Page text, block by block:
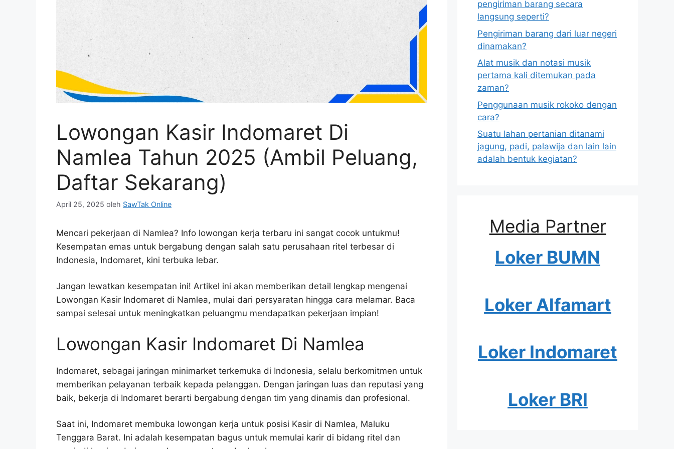
Lowongan Kasir Indomaret Di
Namlea Tahun 2025 (Ambil Peluang,
Daftar Sekarang)
April 25, 2025 oleh SawTak Online
Mencari pekerjaan di Namlea? Info lowongan kerja terbaru ini sangat cocok untukmu!
Kesempatan emas untuk bergabung dengan salah satu perusahaan ritel terbesar di
Indonesia, Indomaret, kini terbuka lebar.
Jangan lewatkan kesempatan ini! Artikel ini akan memberikan detail lengkap mengenai
Lowongan Kasir Indomaret di Namlea, mulai dari persyaratan hingga cara melamar. Baca
sampai selesai untuk meningkatkan peluangmu mendapatkan pekerjaan impian!
Lowongan Kasir Indomaret Di Namlea
Indomaret, sebagai jaringan minimarket terkemuka di Indonesia, selalu berkomitmen untuk
memberikan pelayanan terbaik kepada pelanggan. Dengan jaringan luas dan reputasi yang
baik, bekerja di Indomaret berarti bergabung dengan tim yang dinamis dan profesional.
Saat ini, Indomaret membuka lowongan kerja untuk posisi Kasir di Namlea, Maluku
Tenggara Barat. Ini adalah kesempatan bagus untuk memulai karir di bidang ritel dan
pengiriman barang secara
langsung seperti?
Pengiriman barang dari luar negeri
dinamakan?
Alat musik dan notasi musik
pertama kali ditemukan pada
zaman?
Penggunaan musik rokoko dengan
cara?
Suatu lahan pertanian ditanami
jagung, padi, palawija dan lain lain
adalah bentuk kegiatan?
Media Partner
Loker BUMN
Loker Alfamart
Loker Indomaret
Loker BRI